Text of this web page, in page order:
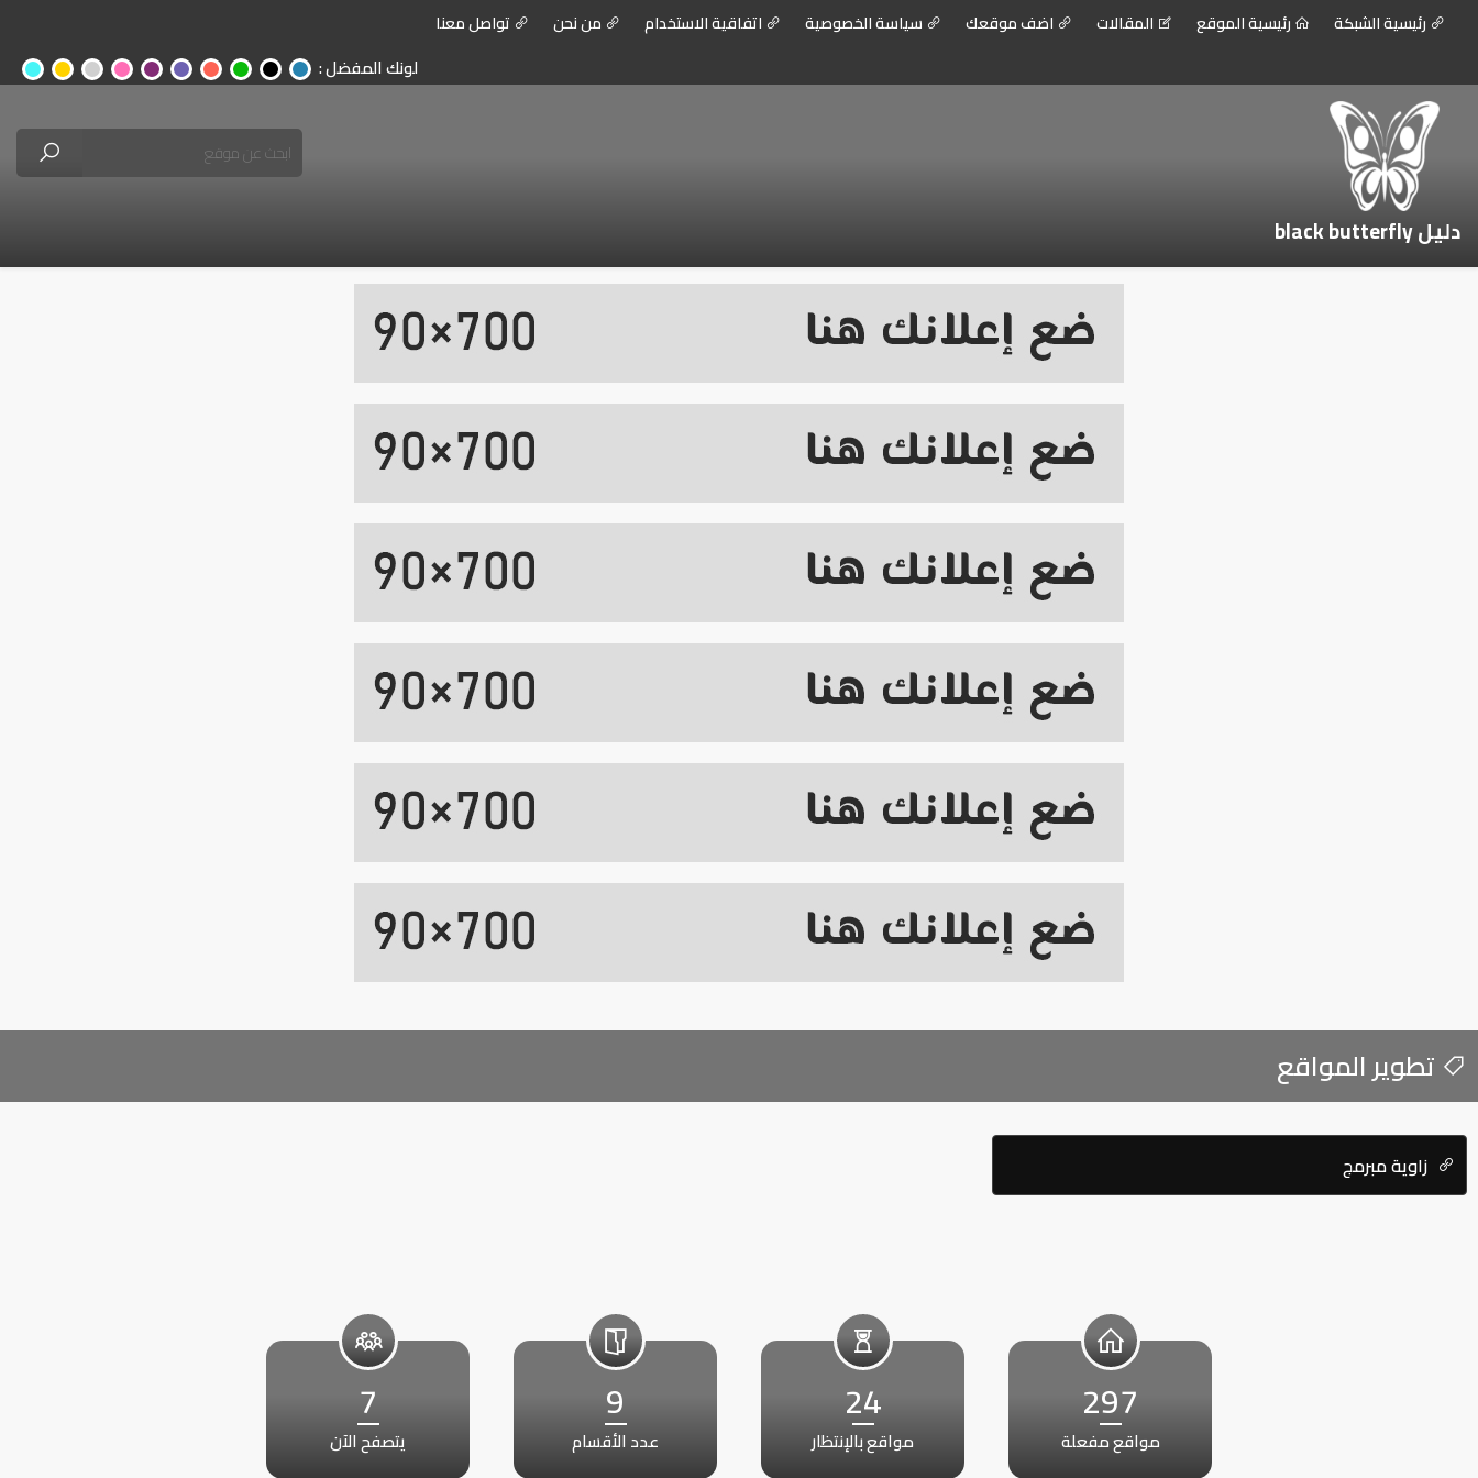
رئيسية الشبكة رئيسية الموقع المقالات اضف موقعك سياسة الخصوصية اتفاقية الاستخدام من نحن تواصل معنا
لونك المفضل :
دليل black butterfly
تطوير المواقع
زاوية مبرمج
297
مواقع مفعلة
24
مواقع بالإنتظار
9
عدد الأقسام
7
يتصفح الآن